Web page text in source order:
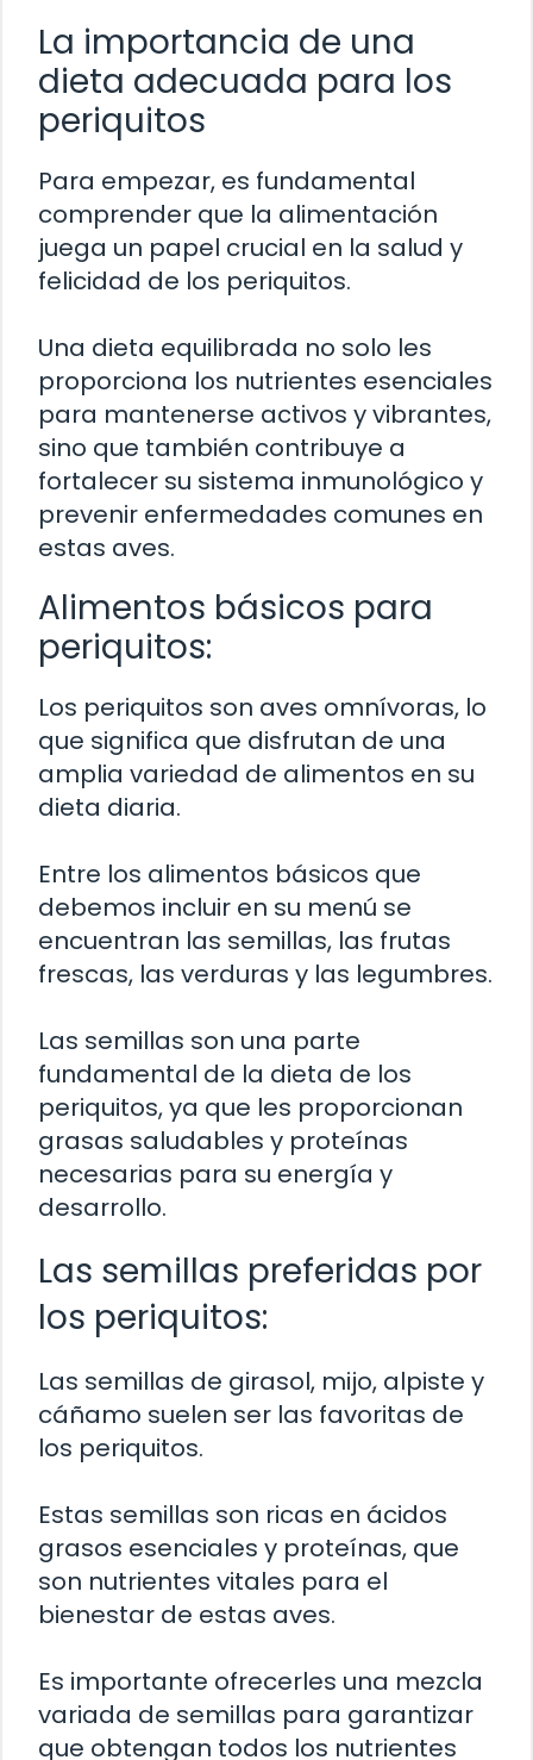
La importancia de una
dieta adecuada para los
periquitos
Para empezar, es fundamental
comprender que la alimentación
juega un papel crucial en la salud y
felicidad de los periquitos.
Una dieta equilibrada no solo les
proporciona los nutrientes esenciales
para mantenerse activos y vibrantes,
sino que también contribuye a
fortalecer su sistema inmunológico y
prevenir enfermedades comunes en
estas aves.
Alimentos básicos para
periquitos:
Los periquitos son aves omnívoras, lo
que significa que disfrutan de una
amplia variedad de alimentos en su
dieta diaria.
Entre los alimentos básicos que
debemos incluir en su menú se
encuentran las semillas, las frutas
frescas, las verduras y las legumbres.
Las semillas son una parte
fundamental de la dieta de los
periquitos, ya que les proporcionan
grasas saludables y proteínas
necesarias para su energía y
desarrollo.
Las semillas preferidas por
los periquitos:
Las semillas de girasol, mijo, alpiste y
cáñamo suelen ser las favoritas de
los periquitos.
Estas semillas son ricas en ácidos
grasos esenciales y proteínas, que
son nutrientes vitales para el
bienestar de estas aves.
Es importante ofrecerles una mezcla
variada de semillas para garantizar
que obtengan todos los nutrientes